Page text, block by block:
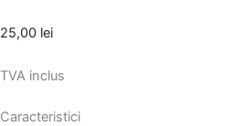
25,00 lei
TVA inclus
Caracteristici